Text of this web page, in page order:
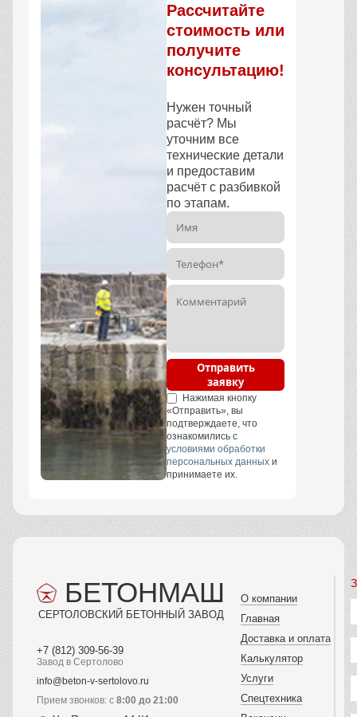
Рассчитайте
стоимость или
получите
консультацию!
Нужен точный
расчёт? Мы
уточним все
технические детали
и предоставим
расчёт с разбивкой
по этапам.
Отправить
заявку
Нажимая кнопку
«Отправить», вы
подтверждаете, что
ознакомились с
условиями обработки
персональных данных и
принимаете их.
БЕТОНМАШ
СЕРТОЛОВСКИЙ БЕТОННЫЙ ЗАВОД
+7 (812) 309-56-39
Завод в Сертолово
info@beton-v-sertolovo.ru
Прием звонков: с 8:00 до 21:00
О компании
Главная
Доставка и оплата
Калькулятор
Услуги
Спецтехника